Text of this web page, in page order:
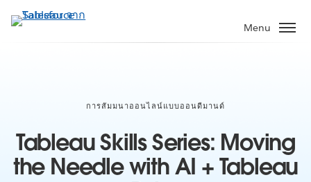
ไป
Menu
การสัมมนาออนไลน์แบบออนดีมานด์
Tableau Skills Series: Moving
the Needle with AI + Tableau